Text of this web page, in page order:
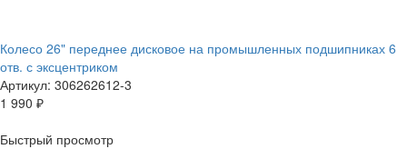
Колесо 26" переднее дисковое на промышленных подшипниках 6
отв. с эксцентриком
Артикул: 306262612-3
1 990 ₽
Быстрый просмотр